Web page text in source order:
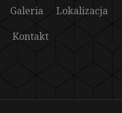
Galeria
Lokalizacja
Kontakt